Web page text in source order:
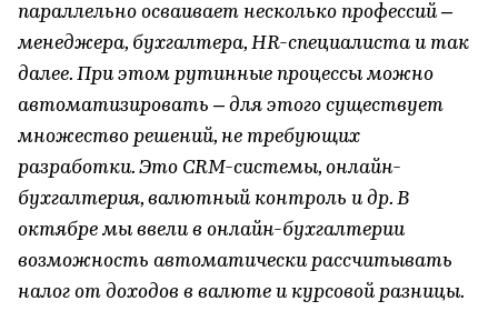
параллельно осваивает несколько профессий –
менеджера, бухгалтера, HR-специалиста и так
далее. При этом рутинные процессы можно
автоматизировать – для этого существует
множество решений, не требующих
разработки. Это CRM-системы, онлайн-
бухгалтерия, валютный контроль и др. В
октябре мы ввели в онлайн-бухгалтерии
возможность автоматически рассчитывать
налог от доходов в валюте и курсовой разницы.